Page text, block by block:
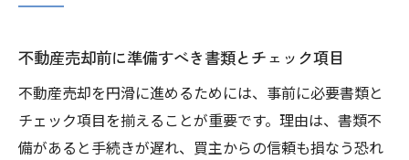
不動産売却前に準備すべき書類とチェック項目
不動産売却を円滑に進めるためには、事前に必要書類と
チェック項目を揃えることが重要です。理由は、書類不
備があると手続きが遅れ、買主からの信頼も損なう恐れ